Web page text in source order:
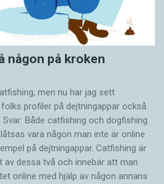
någon på kroken
men nu har jag sett
profiler på dejtningappar också.
Både catfishing och dogfishing
vara någon man inte är online
på dejtningappar. Catfishing är
av dessa två och innebär att man
online med hjälp av någon annans